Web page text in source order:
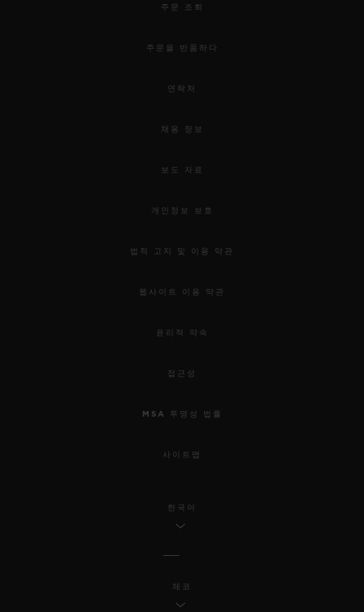
주문 조회
주문을 반품하다
연락처
채용 정보
보도 자료
개인정보 보호
법적 고지 및 이용 약관
웹사이트 이용 약관
윤리적 약속
접근성
MSA 투명성 법률
사이트맵
한국어
체코